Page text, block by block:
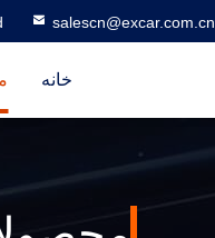
salescn@excar.com.cn
خانه